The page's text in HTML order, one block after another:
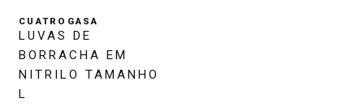
CUATROGASA
LUVAS DE
BORRACHA EM
NITRILO TAMANHO
L